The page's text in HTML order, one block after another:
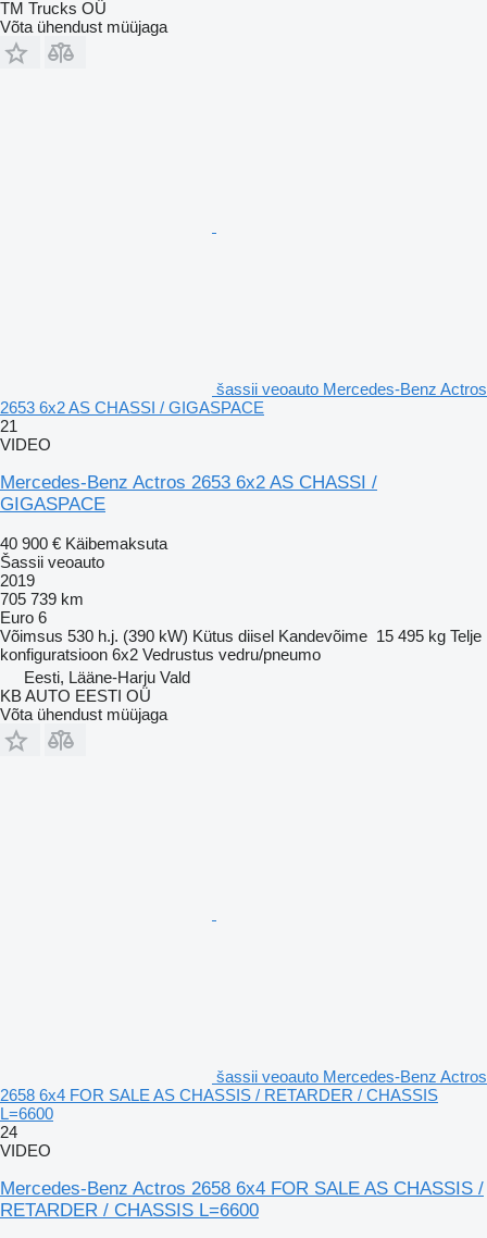
TM Trucks OÜ
Võta ühendust müüjaga
šassii veoauto Mercedes-Benz Actros
2653 6x2 AS CHASSI / GIGASPACE
21
VIDEO
Mercedes-Benz Actros 2653 6x2 AS CHASSI /
GIGASPACE
40 900 € Käibemaksuta
Šassii veoauto
2019
705 739 km
Euro 6
Võimsus 530 h.j. (390 kW) Kütus diisel Kandevõime 15 495 kg Telje
konfiguratsioon 6x2 Vedrustus vedru/pneumo
Eesti, Lääne-Harju Vald
KB AUTO EESTI OÜ
Võta ühendust müüjaga
šassii veoauto Mercedes-Benz Actros
2658 6x4 FOR SALE AS CHASSIS / RETARDER / CHASSIS
L=6600
24
VIDEO
Mercedes-Benz Actros 2658 6x4 FOR SALE AS CHASSIS /
RETARDER / CHASSIS L=6600